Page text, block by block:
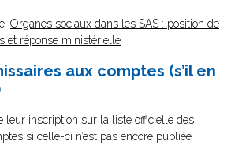
:Organes sociaux dans les SAS : position de
et réponse ministérielle
aux comptes (s’il en
leur inscription sur la liste officielle des
si celle-ci n’est pas encore publiée